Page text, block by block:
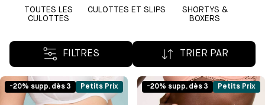
TOUTES LES
CULOTTES
CULOTTES ET SLIPS
SHORTYS &
BOXERS
FILTRES TRIER PAR
-20% supp. dès 3 Petits Prix -20% supp. dès 3 Petits Prix